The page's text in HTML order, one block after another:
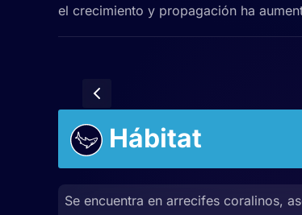
el crecimiento y propagación ha
Hábitat
Se encuentra en arrecifes coralinos,